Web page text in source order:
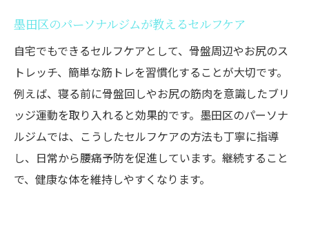
墨田区のパーソナルジムが教えるセルフケア
自宅でもできるセルフケアとして、骨盤周辺やお尻のス
トレッチ、簡単な筋トレを習慣化することが大切です。
例えば、寝る前に骨盤回しやお尻の筋肉を意識したブリ
ッジ運動を取り入れると効果的です。墨田区のパーソナ
ルジムでは、こうしたセルフケアの方法も丁寧に指導
し、日常から腰痛予防を促進しています。継続すること
で、健康な体を維持しやすくなります。